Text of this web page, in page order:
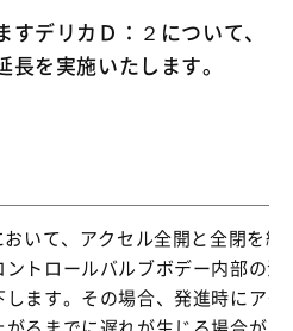
すデリカＤ：２について、
長を実施いたします。
おいて、アクセル全開と全閉を
ントロールバルブボデー内部の
します。その場合、発進時にア